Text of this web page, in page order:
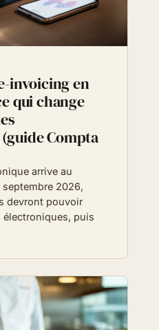
invoicing en
qui change
Compta
arrive au
septembre 2026,
devront pouvoir
électroniques, puis